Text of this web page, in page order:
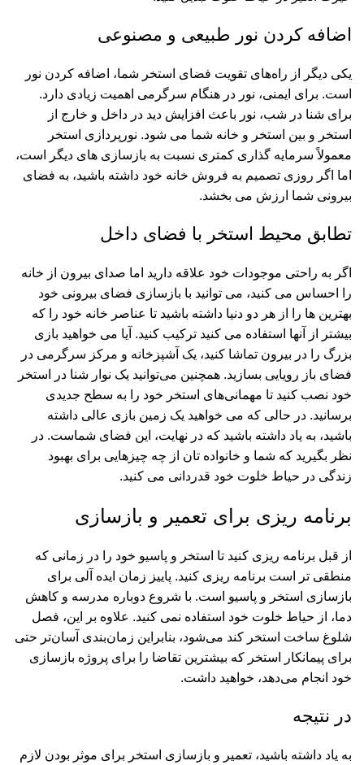
اضافه کردن نور طبیعی و مصنوعی
یکی دیگر از راه‌های تقویت فضای استخر شما، اضافه کردن نور
است. برای ایمنی، نور در هنگام سرگرمی اهمیت زیادی دارد.
برای شنا در شب، نور باعث افزایش دید در داخل و خارج از
استخر و بین استخر و خانه شما می شود. نورپردازی استخر
معمولاً سرمایه گذاری کمتری نسبت به بازسازی های دیگر است،
اما اگر روزی تصمیم به فروش خانه خود داشته باشید، به فضای
بیرونی شما ارزش می بخشد.
تطابق محیط استخر با فضای داخل
اگر به راحتی موجودات خود علاقه دارید اما صدای بیرون از خانه
را احساس می کنید، می توانید با بازسازی فضای بیرونی خود
بهترین ها را از هر دو دنیا داشته باشید تا عناصر خانه خود را که
بیشتر از آنها استفاده می کنید ترکیب کنید. آیا می خواهید بازی
بزرگ را در بیرون تماشا کنید، یک آشپزخانه و مرکز سرگرمی در
فضای باز رویایی بسازید. همچنین می‌توانید یک نوار شنا در استخر
خود نصب کنید تا مهمانی‌های استخر خود را به سطح جدیدی
برسانید. در حالی که می خواهید یک زمین بازی عالی داشته
باشید، به یاد داشته باشید که در نهایت، این فضای شماست. در
نظر بگیرید که شما و خانواده تان از چه چیزهایی برای بهبود
زندگی در حیاط خلوت خود قدردانی می کنید.
برنامه ریزی برای تعمیر و بازسازی
از قبل برنامه ریزی کنید تا استخر و پاسیو خود را در زمانی که
منطقی تر است برنامه ریزی کنید. پاییز زمان ایده آلی برای
بازسازی استخر و پاسیو است. با شروع دوباره مدرسه و کاهش
دما، از حیاط خلوت خود استفاده نمی کنید. علاوه بر این، فصل
شلوغ ساخت استخر کند می‌شود، بنابراین زمان‌بندی آسان‌تر حتی
برای پیمانکار استخر که بیشترین تقاضا را برای پروژه بازسازی
خود انجام می‌دهد، خواهید داشت.
در نتیجه
به یاد داشته باشید، تعمیر و بازسازی استخر برای موثر بودن لازم